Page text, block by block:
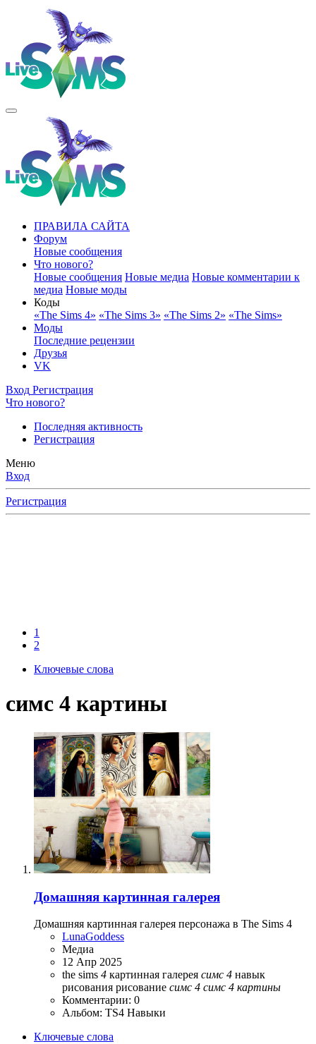
ПРАВИЛА САЙТА
Форум
Новые сообщения
Что нового?
Новые сообщения Новые медиа Новые комментарии к
медиа Новые моды
Коды
«The Sims 4» «The Sims 3» «The Sims 2» «The Sims»
Моды
Последние рецензии
Друзья
VK
Вход Регистрация
Что нового?
Последняя активность
Регистрация
Меню
Вход
Регистрация
1
2
Ключевые слова
симс 4 картины
Домашняя картинная галерея
Домашняя картинная галерея персонажа в The Sims 4
LunaGoddess
Медиа
12 Апр 2025
the sims 4 картинная галерея симс 4 навык
рисования рисование симс 4 симс 4 картины
Комментарии: 0
Альбом: TS4 Навыки
Ключевые слова